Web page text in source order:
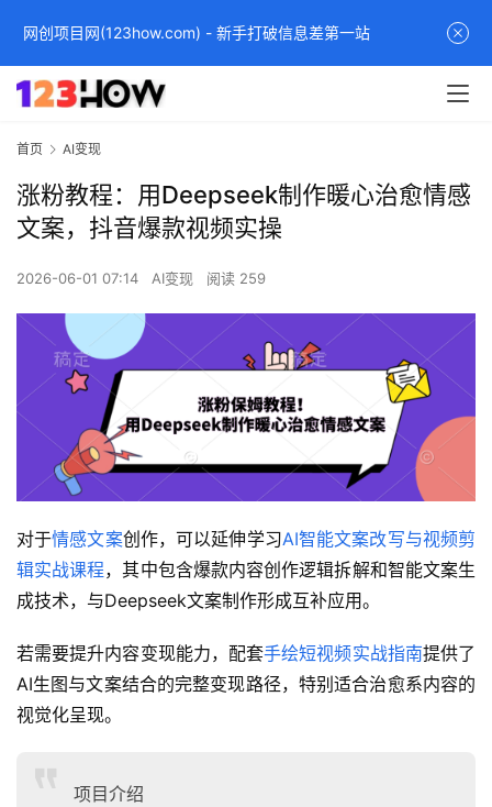
首页 AI变现
涨粉教程：用Deepseek制作暖心治愈情感
文案，抖音爆款视频实操
2026-06-01 07:14 AI变现 阅读 259
对于情感文案创作，可以延伸学习AI智能文案改写与视频剪
辑实战课程，其中包含爆款内容创作逻辑拆解和智能文案生
成技术，与Deepseek文案制作形成互补应用。
若需要提升内容变现能力，配套手绘短视频实战指南提供了
AI生图与文案结合的完整变现路径，特别适合治愈系内容的
视觉化呈现。
项目介绍
网创项目网(123how.com) - 新手打破信息差第一站